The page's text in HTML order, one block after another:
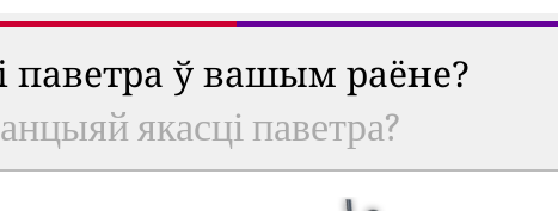
паветра ў вашым раёне?
якасці паветра?